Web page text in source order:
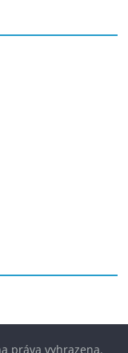
práva vyhrazena.